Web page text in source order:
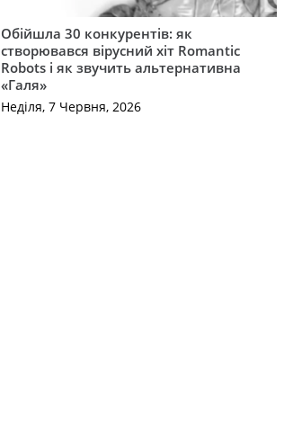
Обійшла 30 конкурентів: як
створювався вірусний хіт Romantic
Robots і як звучить альтернативна
«Галя»
Неділя, 7 Червня, 2026